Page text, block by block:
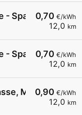
0,70 €/kWh
12,0 km
Spar
0,70 €/kWh
12,0 km
Spar
0,90 €/kWh
12,0 km
Maria-Gailer-